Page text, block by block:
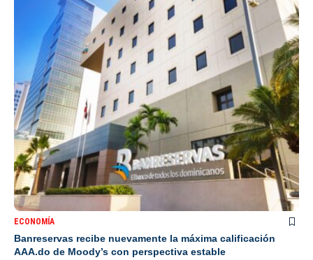
ECONOMÍA
Banreservas recibe nuevamente la máxima calificación
AAA.do de Moody’s con perspectiva estable